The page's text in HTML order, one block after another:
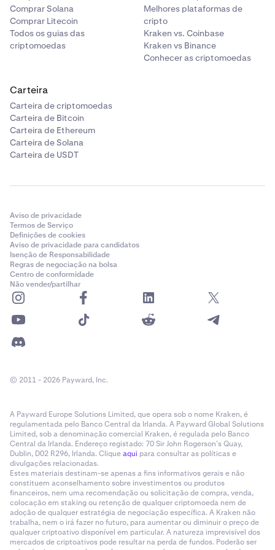
Comprar Solana
Comprar Litecoin
Todos os guias das
criptomoedas
Melhores plataformas de
cripto
Kraken vs. Coinbase
Kraken vs Binance
Conhecer as criptomoedas
Carteira
Carteira de criptomoedas
Carteira de Bitcoin
Carteira de Ethereum
Carteira de Solana
Carteira de USDT
Aviso de privacidade
Termos de Serviço
Definições de cookies
Aviso de privacidade para candidatos
Isenção de Responsabilidade
Regras de negociação na bolsa
Centro de conformidade
Não vender/partilhar
© 2011 - 2026 Payward, Inc.
A Payward Europe Solutions Limited, que opera sob o nome Kraken, é
regulamentada pelo Banco Central da Irlanda. A Payward Global Solutions
Limited, sob a denominação comercial Kraken, é regulada pelo Banco
Central da Irlanda. Endereço registado: 70 Sir John Rogerson’s Quay,
Dublin, D02 R296, Irlanda. Cliqueaqui para consultar as políticas e
divulgações relacionadas.
Estes materiais destinam-se apenas a fins informativos gerais e não
constituem aconselhamento sobre investimentos ou produtos
financeiros, nem uma recomendação ou solicitação de compra, venda,
colocação em staking ou retenção de qualquer criptomoeda nem de
adoção de qualquer estratégia de negociação específica. A Kraken não
trabalha, nem o irá fazer no futuro, para aumentar ou diminuir o preço de
qualquer criptoativo disponível em particular. A natureza imprevisível dos
mercados de criptoativos pode resultar na perda de fundos. Poderão ser